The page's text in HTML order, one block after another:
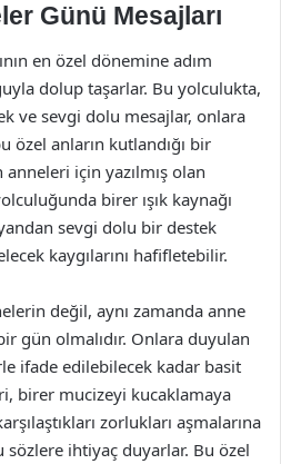
Günü Mesajları
en özel dönemine adım
dolup taşarlar. Bu yolculukta,
ve sevgi dolu mesajlar, onlara
özel anların kutlandığı bir
için yazılmış olan
birer ışık kaynağı
sevgi dolu bir destek
kaygılarını hafifletebilir.
değil, aynı zamanda anne
gün olmalıdır. Onlara duyulan
ifade edilebilecek kadar basit
birer mucizeyi kucaklamaya
zorlukları aşmalarına
sözlere ihtiyaç duyarlar. Bu özel